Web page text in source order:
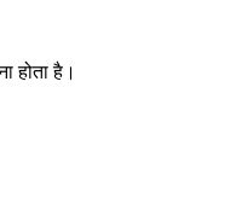
होता है।